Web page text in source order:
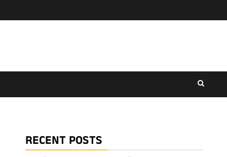
RECENT POSTS